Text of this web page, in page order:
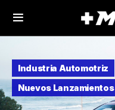
Industria Automotriz
Nuevos Lanzamientos